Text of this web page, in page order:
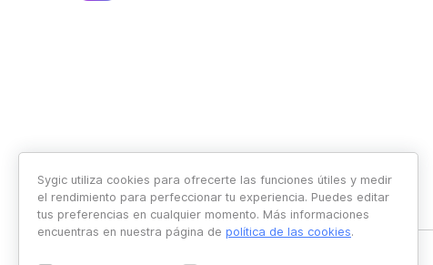
Sygic utiliza cookies para ofrecerte las funciones útiles y medir
el rendimiento para perfeccionar tu experiencia. Puedes editar
tus preferencias en cualquier momento. Más informaciones
encuentras en nuestra página de política de las cookies.